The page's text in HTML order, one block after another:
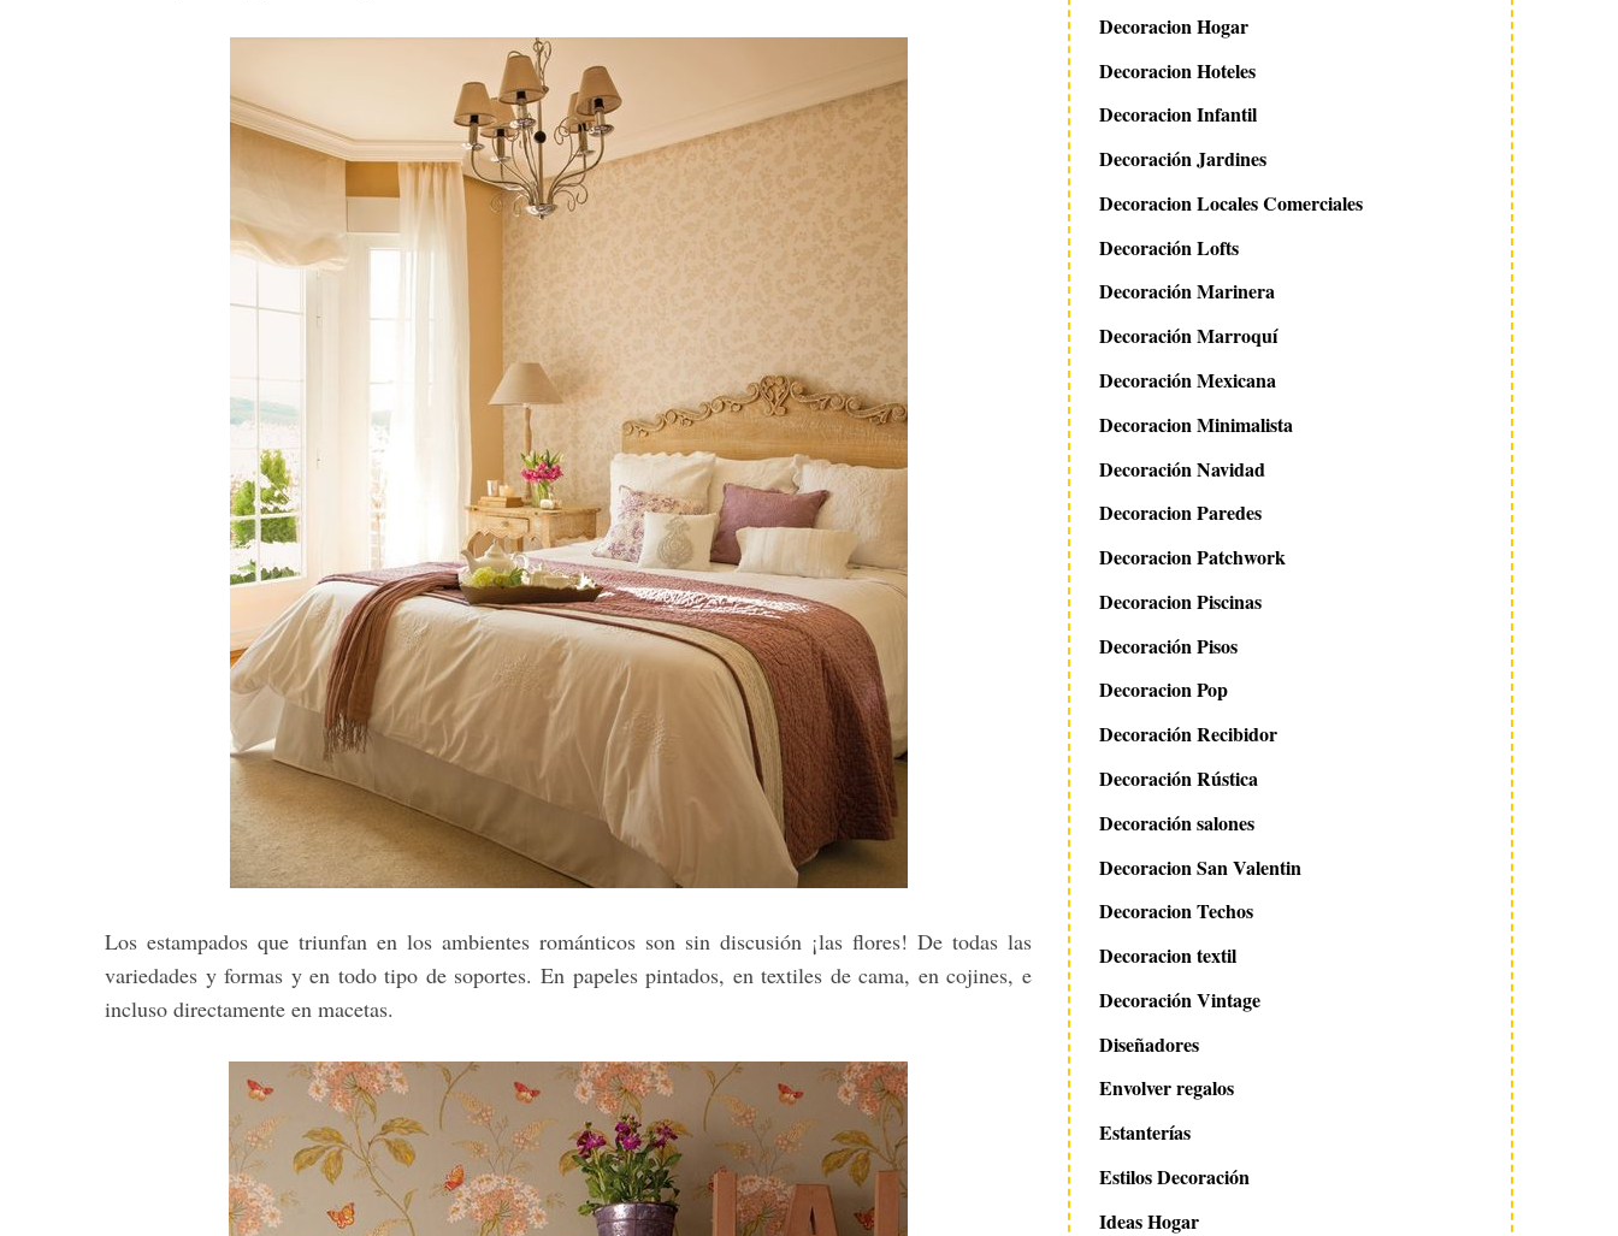
Los estampados que triunfan en los ambientes románticos son sin discusión ¡las flores! De todas las
variedades y formas y en todo tipo de soportes. En papeles pintados, en textiles de cama, en cojines, e
incluso directamente en macetas.
Decoracion Hogar
Decoracion Hoteles
Decoracion Infantil
Decoración Jardines
Decoracion Locales Comerciales
Decoración Lofts
Decoración Marinera
Decoración Marroquí
Decoración Mexicana
Decoracion Minimalista
Decoración Navidad
Decoracion Paredes
Decoracion Patchwork
Decoracion Piscinas
Decoración Pisos
Decoracion Pop
Decoración Recibidor
Decoración Rústica
Decoración salones
Decoracion San Valentin
Decoracion Techos
Decoracion textil
Decoración Vintage
Diseñadores
Envolver regalos
Estanterías
Estilos Decoración
Ideas Hogar